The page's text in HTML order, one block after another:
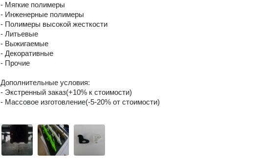
- Мягкие полимеры
- Инженерные полимеры
- Полимеры высокой жесткости
- Литьевые
- Выжигаемые
- Декоративные
- Прочие
Дополнительные условия:
- Экстренный заказ(+10% к стоимости)
- Массовое изготовление(-5-20% от стоимости)